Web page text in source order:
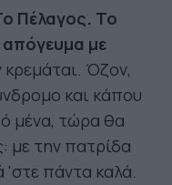
Πέλαγος. Το
απόγευμα με
Όζον,
και κάπου
μένα, τώρα θα
με την πατρίδα
'στε πάντα καλά.